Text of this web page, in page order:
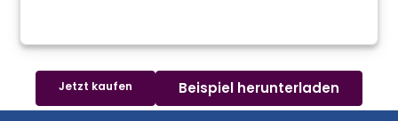
Jetzt kaufen Beispiel herunterladen